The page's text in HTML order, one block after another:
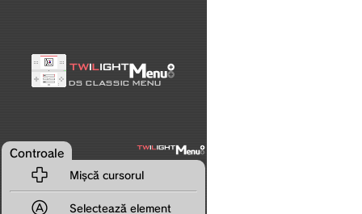
Controale
 Mișcă cursorul
 Selectează element